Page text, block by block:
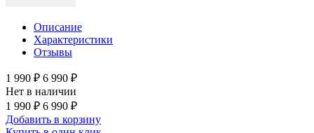
Описание
Характеристики
Отзывы
1 990 ₽ 6 990 ₽
Нет в наличии
1 990 ₽ 6 990 ₽
Добавить в корзину